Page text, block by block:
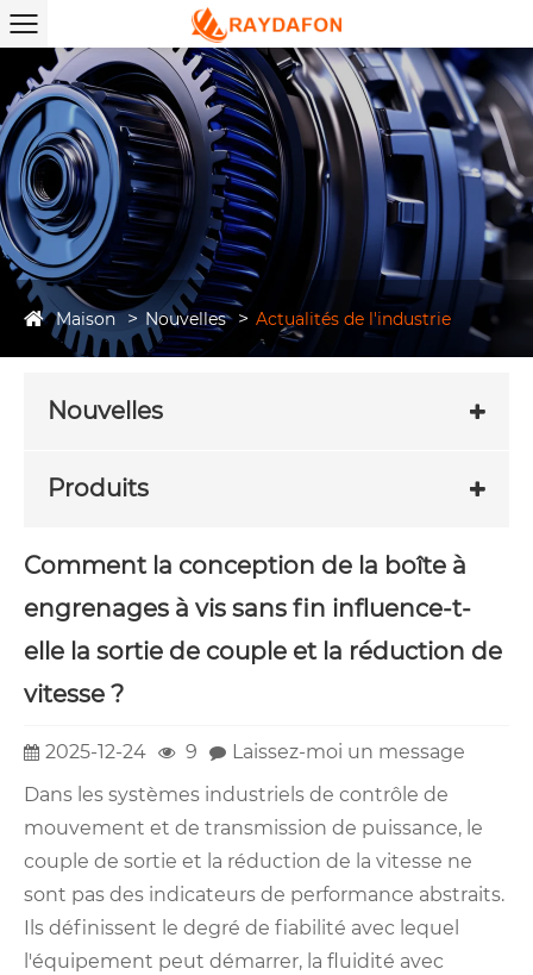
Maison Nouvelles Actualités de l'industrie
Nouvelles
Produits
Comment la conception de la boîte à
engrenages à vis sans fin influence-t-
elle la sortie de couple et la réduction de
vitesse ?
2025-12-24 9
Laissez-moi un message
Dans les systèmes industriels de contrôle de
mouvement et de transmission de puissance, le
couple de sortie et la réduction de la vitesse ne
sont pas des indicateurs de performance abstraits.
Ils définissent le degré de fiabilité avec lequel
l'équipement peut démarrer, la fluidité avec